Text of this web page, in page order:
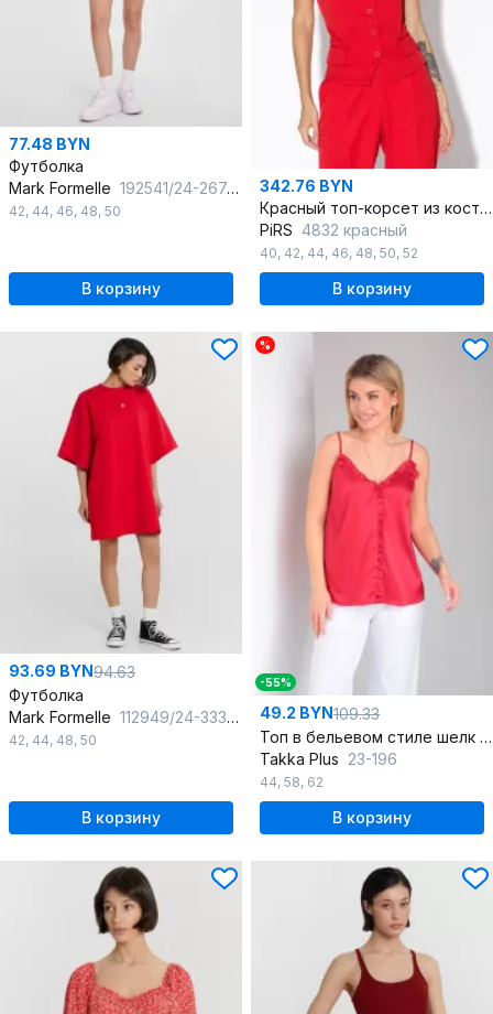
77.48 BYN
Футболка
Mark Formelle 192541/24-26742П-6 красный
42, 44, 46, 48, 50
В корзину
342.76 BYN
Красный топ-корсет из костюмной ткани с рельефными швами
PiRS 4832 красный
40, 42, 44, 46, 48, 50, 52
В корзину
93.69 BYN94.63
Футболка
Mark Formelle 112949/24-33319П-0 красная_аура_печать_1сл_аппликация_из_страз_спинка_
42, 44, 48, 50
В корзину
%
-55%
49.2 BYN109.33
Топ в бельевом стиле шелк армани с рюшами
Takka Plus 23-196
44, 58, 62
В корзину